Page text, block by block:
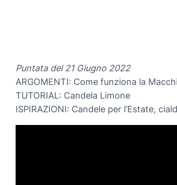
Puntata del 21 Giugno 2022
ARGOMENTI: Come funziona la
TUTORIAL: Candela Limone
ISPIRAZIONI: Candele per l’Estate,